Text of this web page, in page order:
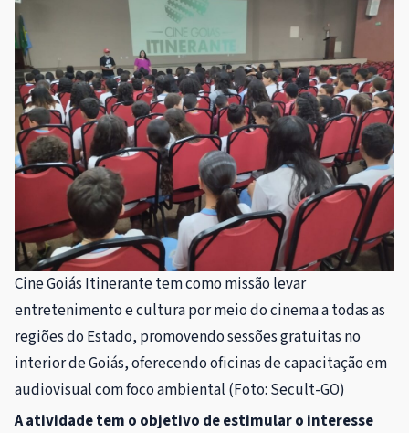
Cine Goiás Itinerante tem como missão levar
entretenimento e cultura por meio do cinema a todas as
regiões do Estado, promovendo sessões gratuitas no
interior de Goiás, oferecendo oficinas de capacitação em
audiovisual com foco ambiental (Foto: Secult-GO)
A atividade tem o objetivo de estimular o interesse